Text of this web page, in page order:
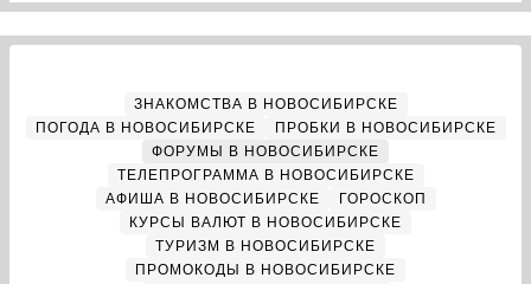
ЗНАКОМСТВА В НОВОСИБИРСКЕ
ПОГОДА В НОВОСИБИРСКЕ
ПРОБКИ В НОВОСИБИРСКЕ
ФОРУМЫ В НОВОСИБИРСКЕ
ТЕЛЕПРОГРАММА В НОВОСИБИРСКЕ
АФИША В НОВОСИБИРСКЕ
ГОРОСКОП
КУРСЫ ВАЛЮТ В НОВОСИБИРСКЕ
ТУРИЗМ В НОВОСИБИРСКЕ
ПРОМОКОДЫ В НОВОСИБИРСКЕ